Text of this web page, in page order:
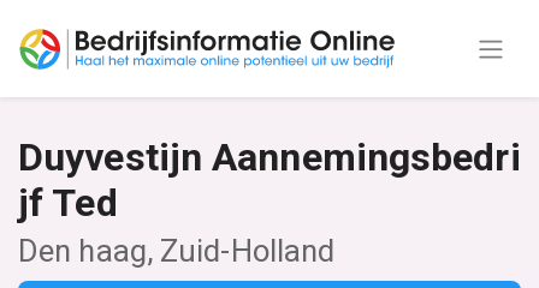
Duyvestijn Aannemingsbedri
jf Ted
Den haag, Zuid-Holland